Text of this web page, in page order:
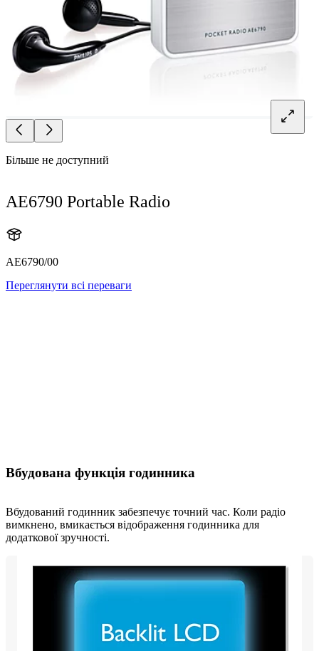
Більше не доступний
AE6790 Portable Radio
AE6790/00
Переглянути всі переваги
Вбудована функція годинника
Вбудований годинник забезпечує точний час. Коли радіо
вимкнено, вмикається відображення годинника для
додаткової зручності.